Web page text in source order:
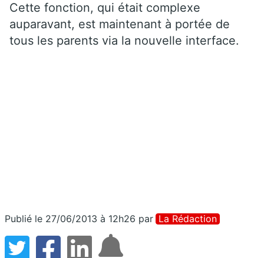
Cette fonction, qui était complexe
auparavant, est maintenant à portée de
tous les parents via la nouvelle interface.
Publié le 27/06/2013 à 12h26 par La Rédaction